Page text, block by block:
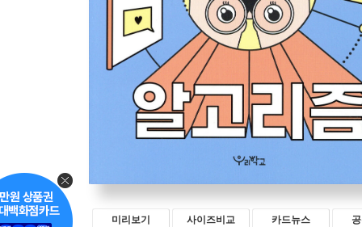
미리보기 사이즈비교 카드뉴스